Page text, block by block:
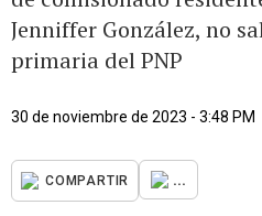
Jenniffer González, no
primaria del PNP
30 de noviembre de 2023 - 3:48 PM
COMPARTIR ...